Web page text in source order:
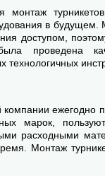
монтаж
в будущем.
доступом,
была проведена
ежегодно
марок,
расходными
Монтаж